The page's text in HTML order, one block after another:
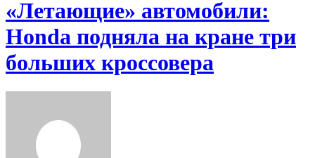
«Летающие» автомобили:
Honda подняла на кране три
больших кроссовера